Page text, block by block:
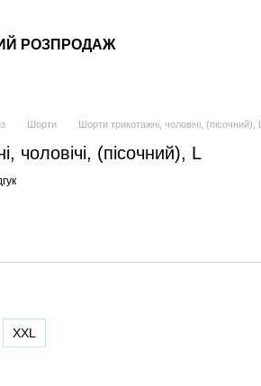
РОЗПРОДАЖ
Шорти Шорти трикотажні, чоловічі, (пісочний), L
чоловічі, (пісочний), L
XXL